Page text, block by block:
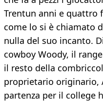
Trentun anni e quattro
come lo si è chiamato
nulla del suo incanto.
cowboy Woody, il
il resto della
proprietario originario,
partenza per il college